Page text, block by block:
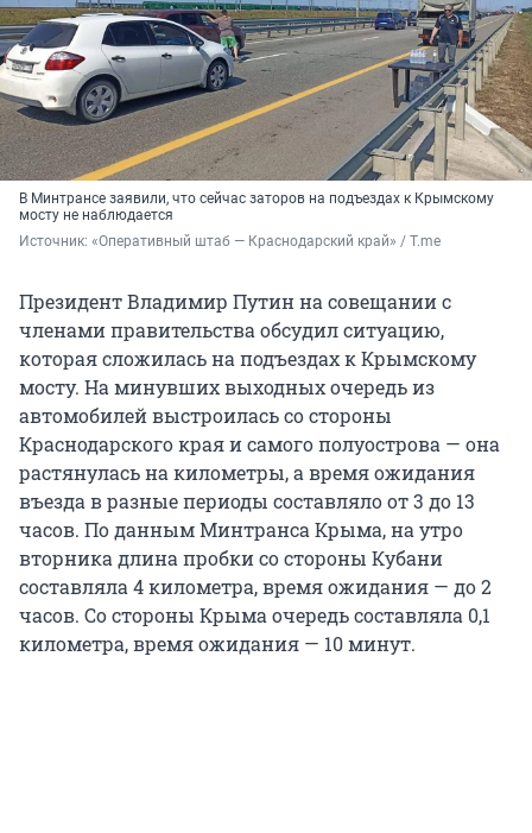
В Минтрансе заявили, что сейчас заторов на подъездах к Крымскому
мосту не наблюдается
Источник: «Оперативный штаб — Краснодарский край» / T.me
Президент Владимир Путин на совещании с
членами правительства обсудил ситуацию,
которая сложилась на подъездах к Крымскому
мосту. На минувших выходных очередь из
автомобилей выстроилась со стороны
Краснодарского края и самого полуострова — она
растянулась на километры, а время ожидания
въезда в разные периоды составляло от 3 до 13
часов. По данным Минтранса Крыма, на утро
вторника длина пробки со стороны Кубани
составляла 4 километра, время ожидания — до 2
часов. Со стороны Крыма очередь составляла 0,1
километра, время ожидания — 10 минут.